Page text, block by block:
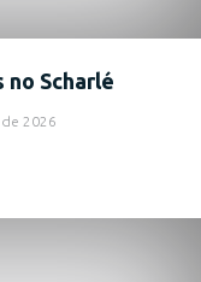
no Scharlé
2026